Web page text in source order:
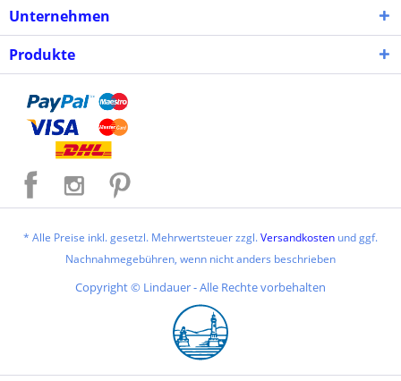
Unternehmen
Produkte
* Alle Preise inkl. gesetzl. Mehrwertsteuer zzgl.Versandkosten und ggf.
Nachnahmegebühren, wenn nicht anders beschrieben
Copyright © Lindauer - Alle Rechte vorbehalten